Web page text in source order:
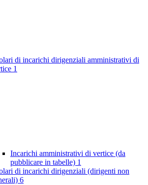
di incarichi dirigenziali amministrativi di
1
Incarichi amministrativi di vertice (da
pubblicare in tabelle) 1
di incarichi dirigenziali (dirigenti non
6